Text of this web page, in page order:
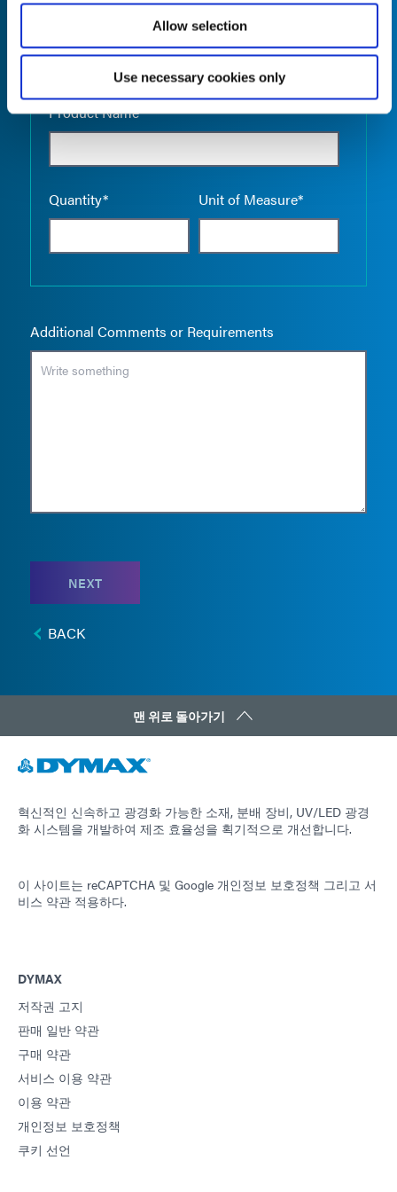
Allow selection
Use necessary cookies only
Product Name*
Quantity* Unit of Measure*
Empty
Additional Comments or Requirements
NEXT
BACK
맨 위로 돌아가기
혁신적인 신속하고 광경화 가능한 소재, 분배 장비, UV/LED 광경
화 시스템을 개발하여 제조 효율성을 획기적으로 개선합니다.
이 사이트는 reCAPTCHA 및 Google 개인정보 보호정책 그리고 서
비스 약관 적용하다.
DYMAX
저작권 고지
판매 일반 약관
구매 약관
서비스 이용 약관
이용 약관
개인정보 보호정책
쿠키 선언